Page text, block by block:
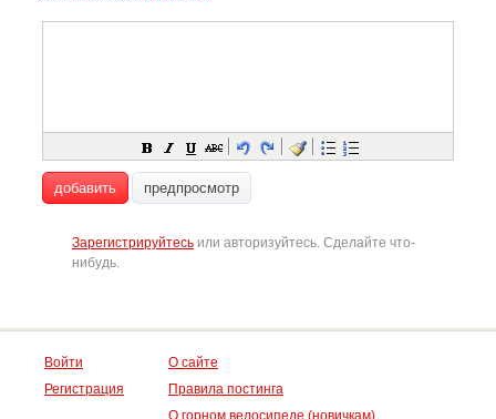
добавить предпросмотр
Зарегистрируйтесь или авторизуйтесь. Сделайте что-
нибудь.
Войти
Регистрация
О сайте
Правила постинга
О горном велосипеде (новичкам)